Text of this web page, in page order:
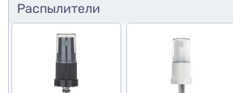
Распылители